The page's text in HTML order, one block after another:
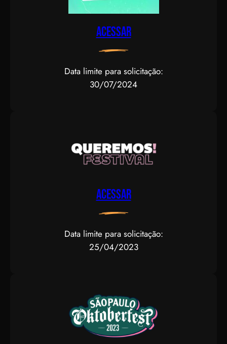
Acessar
Data limite para solicitação:
30/07/2024
Acessar
Data limite para solicitação:
25/04/2023